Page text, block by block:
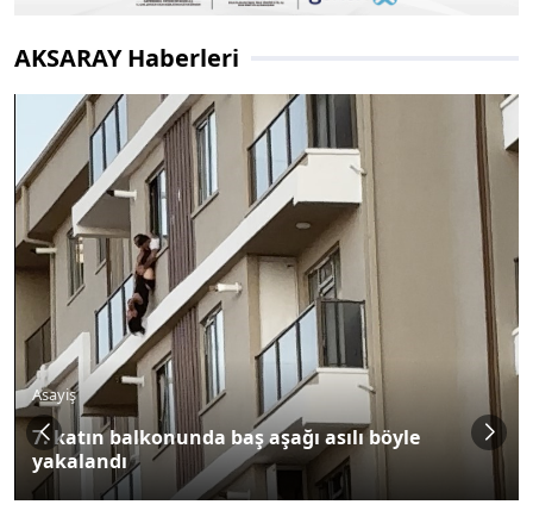
AKSARAY Haberleri
Asayiş
7. katın balkonunda baş aşağı asılı böyle
yakalandı